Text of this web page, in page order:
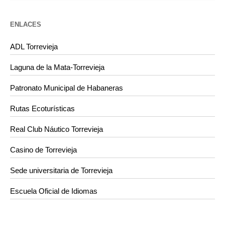
ENLACES
ADL Torrevieja
Laguna de la Mata-Torrevieja
Patronato Municipal de Habaneras
Rutas Ecoturísticas
Real Club Náutico Torrevieja
Casino de Torrevieja
Sede universitaria de Torrevieja
Escuela Oficial de Idiomas